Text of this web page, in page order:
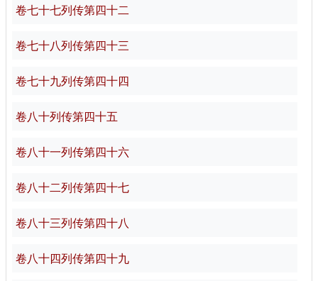
卷七十七列传第四十二
卷七十八列传第四十三
卷七十九列传第四十四
卷八十列传第四十五
卷八十一列传第四十六
卷八十二列传第四十七
卷八十三列传第四十八
卷八十四列传第四十九